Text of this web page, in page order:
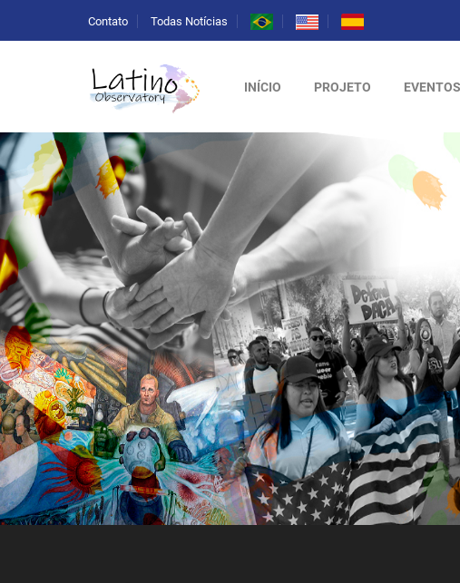
Contato Todas Notícias
INÍCIO PROJETO EVENTOS